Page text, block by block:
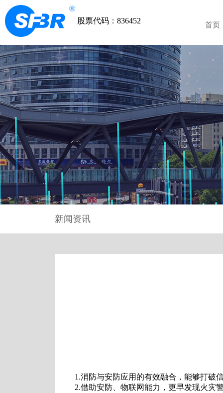
股票代码：836452
首页
新闻资讯
1.消防与安防应用的有效融合，能够打破
2.借助安防、物联网能力，更早发现火灾